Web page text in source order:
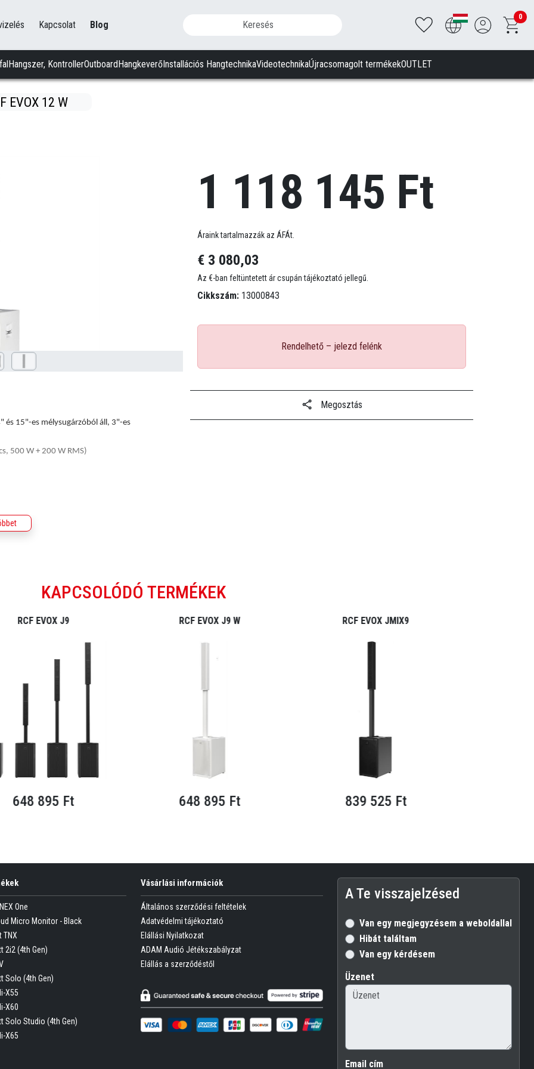
Kapcsolat Blog
0
Hangszer, KontrollerOutboardHangkeverőInstallációs HangtechnikaVideotechnikaÚjracsomagolt termékekOUTLET
EVOX 12 W
15"-es mélysugárzóból áll, 3"-es
500 W + 200 W RMS)
1 118 145 Ft
Áraink tartalmazzák az ÁFÁt.
€ 3 080,03
Az €-ban feltüntetett ár csupán tájékoztató jellegű.
Cikkszám: 13000843
Rendelhető – jelezd felénk
Megosztás
KAPCSOLÓDÓ TERMÉKEK
RCF EVOX J9
648 895 Ft
RCF EVOX J9 W
648 895 Ft
RCF EVOX JMIX9
839 525 Ft
One
Micro Monitor - Black
TNX
2i2 (4th Gen)
Solo (4th Gen)
X55
X60
Solo Studio (4th Gen)
X65
Vásárlási információk
Általános szerződési feltételek
Adatvédelmi tájékoztató
Elállási Nyilatkozat
ADAM Audió Jétékszabályzat
Elállás a szerződéstől
A Te visszajelzésed
Van egy megjegyzésem a weboldallal
Hibát találtam
Van egy kérdésem
Üzenet
Email cím